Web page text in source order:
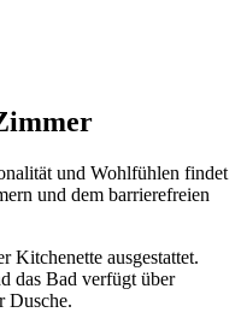
und Wohlfühlen findet
und dem barrierefreien
Kitchenette ausgestattet.
das Bad verfügt über
Dusche.